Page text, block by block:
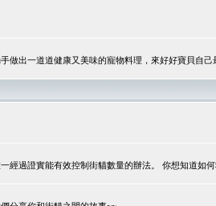
做出一道道健康又美味的寵物料理，來好好寶貝自
經過證實能有效控制街貓數量的辦法。 你想知道如